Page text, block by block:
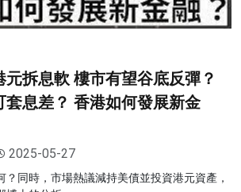
拆息軟 樓市有望谷底反彈？
套息差？ 香港如何發展新金
2025-05-27
？同時，市場熱議減持美債並投資港元資產，